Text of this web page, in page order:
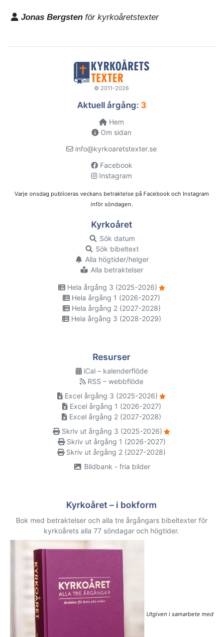
Jonas Bergsten för kyrkoåretstexter
© 2011-2026
Aktuell årgång: 3
Hem
Om sidan
info@kyrkoaretstexter.se
Facebook
Instagram
Varje onsdag publiceras veckans betraktelse på Facebook och Instagram
inför söndagen.
Kyrkoåret
Sök datum
Sök bibeltext
Alla högtider/helger
Alla betraktelser
Hela årgång 3 (2025-2026)
Hela årgång 1 (2026-2027)
Hela årgång 2 (2027-2028)
Hela årgång 3 (2028-2029)
Resurser
iCal – kalenderflöde
RSS – webbflöde
Excel årgång 3 (2025-2026)
Excel årgång 1 (2026-2027)
Excel årgång 2 (2027-2028)
Skriv ut årgång 3 (2025-2026)
Skriv ut årgång 1 (2026-2027)
Skriv ut årgång 2 (2027-2028)
Bildbank - fria bilder
Kyrkoåret – i bokform
Bok med betraktelser och alla tre årgångars bibeltexter för
kyrkoårets alla 77 söndagar och högtider.
Utgiven i samarbete med